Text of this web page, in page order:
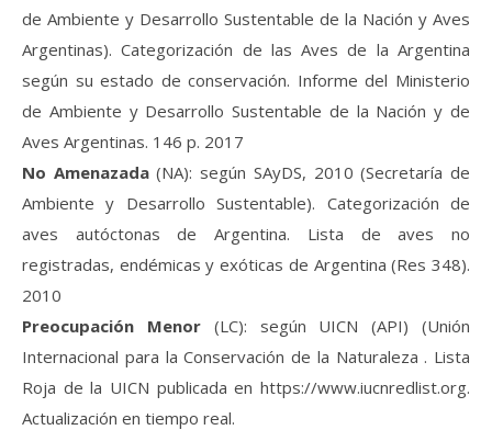
de Ambiente y Desarrollo Sustentable de la Nación y Aves
Argentinas). Categorización de las Aves de la Argentina
según su estado de conservación. Informe del Ministerio
de Ambiente y Desarrollo Sustentable de la Nación y de
Aves Argentinas. 146 p. 2017
No Amenazada(NA): según SAyDS, 2010 (Secretaría de
Ambiente y Desarrollo Sustentable). Categorización de
aves autóctonas de Argentina. Lista de aves no
registradas, endémicas y exóticas de Argentina (Res 348).
2010
Preocupación Menor(LC): según UICN (API) (Unión
Internacional para la Conservación de la Naturaleza . Lista
Roja de la UICN publicada en https://www.iucnredlist.org.
Actualización en tiempo real.